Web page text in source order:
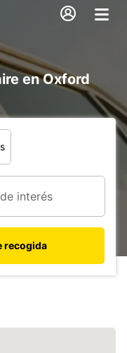
en Oxford
recogida